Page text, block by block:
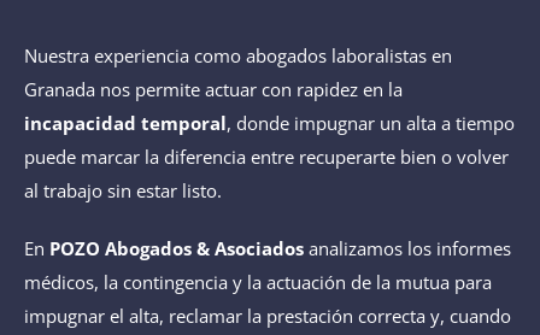
Nuestra experiencia como abogados laboralistas en
Granada nos permite actuar con rapidez en la
incapacidad temporal, donde impugnar un alta a tiempo
puede marcar la diferencia entre recuperarte bien o volver
al trabajo sin estar listo.
En POZO Abogados & Asociados analizamos los informes
médicos, la contingencia y la actuación de la mutua para
impugnar el alta, reclamar la prestación correcta y, cuando